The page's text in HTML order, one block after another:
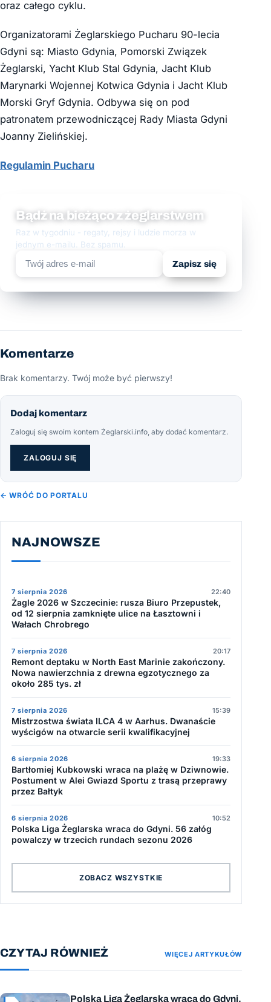
oraz całego cyklu.
Organizatorami Żeglarskiego Pucharu 90-lecia
Gdyni są: Miasto Gdynia, Pomorski Związek
Żeglarski, Yacht Klub Stal Gdynia, Jacht Klub
Marynarki Wojennej Kotwica Gdynia i Jacht Klub
Morski Gryf Gdynia. Odbywa się on pod
patronatem przewodniczącej Rady Miasta Gdyni
Joanny Zielińskiej.
Regulamin Pucharu
Bądź na bieżąco z żeglarstwem
Raz w tygodniu - regaty, rejsy i ludzie morza w
jednym e-mailu. Bez spamu.
Zapisz się
Komentarze
Brak komentarzy. Twój może być pierwszy!
Dodaj komentarz
Zaloguj się swoim kontem Żeglarski.info, aby dodać komentarz.
ZALOGUJ SIĘ
← WRÓĆ DO PORTALU
NAJNOWSZE
7 sierpnia 2026 22:40
Żagle 2026 w Szczecinie: rusza Biuro Przepustek,
od 12 sierpnia zamknięte ulice na Łasztowni i
Wałach Chrobrego
7 sierpnia 2026 20:17
Remont deptaku w North East Marinie zakończony.
Nowa nawierzchnia z drewna egzotycznego za
około 285 tys. zł
7 sierpnia 2026 15:39
Mistrzostwa świata ILCA 4 w Aarhus. Dwanaście
wyścigów na otwarcie serii kwalifikacyjnej
6 sierpnia 2026 19:33
Bartłomiej Kubkowski wraca na plażę w Dziwnowie.
Postument w Alei Gwiazd Sportu z trasą przeprawy
przez Bałtyk
6 sierpnia 2026 10:52
Polska Liga Żeglarska wraca do Gdyni. 56 załóg
powalczy w trzecich rundach sezonu 2026
ZOBACZ WSZYSTKIE
CZYTAJ RÓWNIEŻ WIĘCEJ ARTYKUŁÓW
Polska Liga Żeglarska wraca do Gdyni.